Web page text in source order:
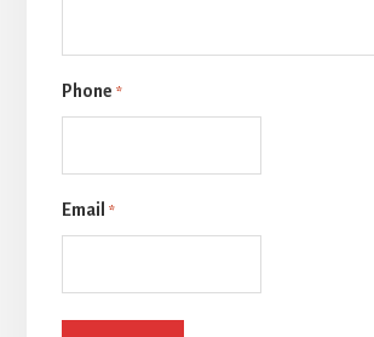
页
Phone *
Email *